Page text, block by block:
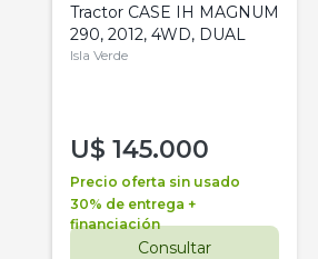
Tractor CASE IH MAGNUM
290, 2012, 4WD, DUAL
Isla Verde
U$ 145.000
Precio oferta sin usado
30% de entrega +
financiación
Consultar